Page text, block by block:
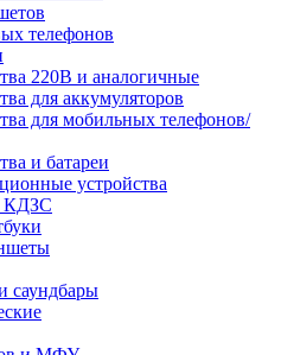
телефонов
220В и аналогичные
для аккумуляторов
для мобильных телефонов/
и батареи
устройства
КДЗС
саундбары